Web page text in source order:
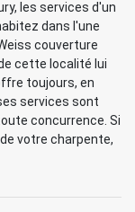
les services d'un
dans l'une
couverture
cette localité lui
toujours, en
services sont
concurrence. Si
votre charpente,